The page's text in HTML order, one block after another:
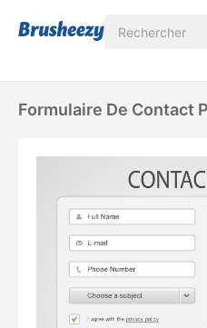
Formulaire De Contact